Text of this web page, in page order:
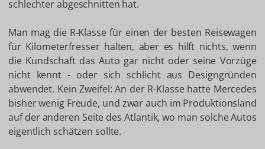
schlechter abgeschnitten hat.
Man mag die R-Klasse für einen der besten Reisewagen
für Kilometerfresser halten, aber es hilft nichts, wenn
die Kundschaft das Auto gar nicht oder seine Vorzüge
nicht kennt - oder sich schlicht aus Designgründen
abwendet. Kein Zweifel: An der R-Klasse hatte Mercedes
bisher wenig Freude, und zwar auch im Produktionsland
auf der anderen Seite des Atlantik, wo man solche Autos
eigentlich schätzen sollte.